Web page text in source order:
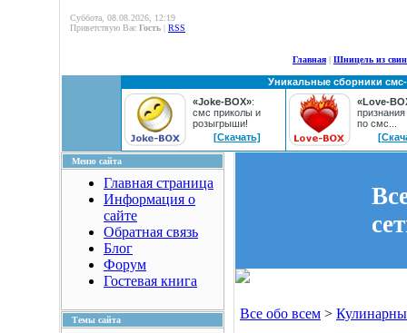
Суббота, 08.08.2026, 12:19
Приветствую Вас Гость | RSS
Главная | Шницель из
Уникальные сборники
«Joke-BOX»:
смс приколы и
розыгрыши!
[Скачать]
«Love-
по смс...
Меню сайта
Главная страница
Информация о
сайте
Обратная связь
Блог
Форум
Гостевая книга
Темы сайта Все обо всем >